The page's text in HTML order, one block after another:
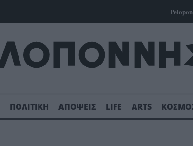
ΠΟΛΙΤΙΚΗ ΑΠΟΨΕΙΣ LIFE ARTS